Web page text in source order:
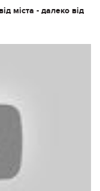
міста - далеко від